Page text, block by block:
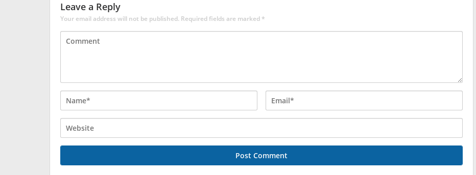
Leave a Reply
Your email address will not be published. Required fields are marked*